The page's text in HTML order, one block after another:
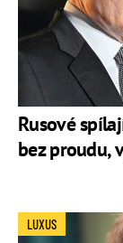
Rusové
bez proudu,
LUXUS